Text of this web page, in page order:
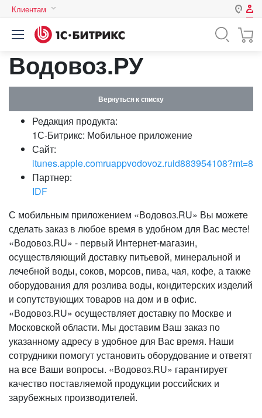
Клиентам
Авторизация
Нет аккаунта?
Логин
Пароль
Запомнить меня на этом
или войдите с помощью
Водовоз.РУ
Вернуться к списку
Редакция продукта:
1С-Битрикс: Мобильное приложение
Сайт:
itunes.apple.comruappvodovoz.ruid883954108?mt=8
Партнер:
IDF
С мобильным приложением «Водовоз.RU» Вы можете
сделать заказ в любое время в удобном для Вас месте!
«Водовоз.RU» - первый Интернет-магазин,
осуществляющий доставку питьевой, минеральной и
лечебной воды, соков, морсов, пива, чая, кофе, а также
оборудования для розлива воды, кондитерских изделий
и сопутствующих товаров на дом и в офис.
«Водовоз.RU» осуществляет доставку по Москве и
Московской области. Мы доставим Ваш заказ по
указанному адресу в удобное для Вас время. Наши
сотрудники помогут установить оборудование и ответят
на все Ваши вопросы. «Водовоз.RU» гарантирует
качество поставляемой продукции российских и
зарубежных производителей.